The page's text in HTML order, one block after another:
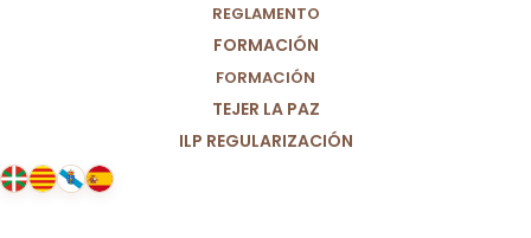
REGLAMENTO
FORMACIÓN
FORMACIÓN
TEJER LA PAZ
ILP REGULARIZACIÓN